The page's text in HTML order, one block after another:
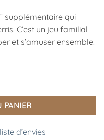
supplémentaire qui
C’est un jeu familial
et s’amuser ensemble.
PANIER
d’envies